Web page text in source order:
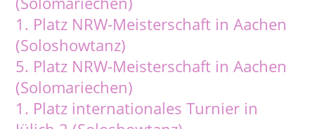
1. Platz NRW-Meisterschaft in Aachen
(Soloshowtanz)
5. Platz NRW-Meisterschaft in Aachen
(Solomariechen)
1. Platz internationales Turnier in